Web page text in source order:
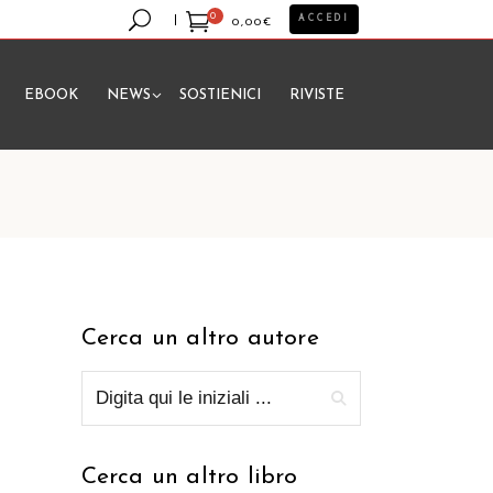
0
0,00€
prodotto nel carrello.
ACCEDI
EBOOK NEWS SOSTIENICI RIVISTE
Cerca un altro autore
Cerca un altro libro